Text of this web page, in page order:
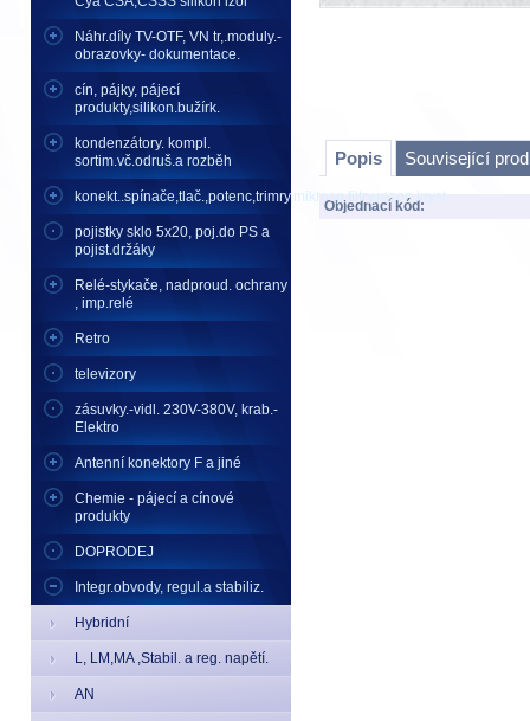
Náhr.díly TV-OTF, VN tr,.moduly.-
obrazovky- dokumentace.
cín, pájky, pájecí
produkty,silikon.bužírk.
kondenzátory. kompl.
sortim.vč.odruš.a rozběh
konekt..spínače,tlač.,potenc,trimry,mikrosp,filtry,rezon.kryst..
pojistky sklo 5x20, poj.do PS a
pojist.držáky
Relé-stykače, nadproud. ochrany
, imp.relé
Retro
televizory
zásuvky.-vidl. 230V-380V, krab.-
Elektro
Antenní konektory F a jiné
Chemie - pájecí a cínové
produkty
DOPRODEJ
Integr.obvody, regul.a stabiliz.
Hybridní
L, LM,MA ,Stabil. a reg. napětí.
AN
Popis Související
Objednací kód: